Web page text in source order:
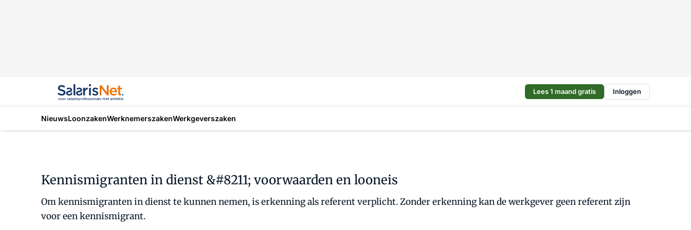
Lees 1 maand gratis Inloggen
NieuwsLoonzakenWerknemerszakenWerkgeverszaken
Kennismigranten in dienst &#8211; voorwaarden en looneis
Om kennismigranten in dienst te kunnen nemen, is erkenning als referent verplicht. Zonder erkenning kan de werkgever geen referent zijn
voor een kennismigrant.